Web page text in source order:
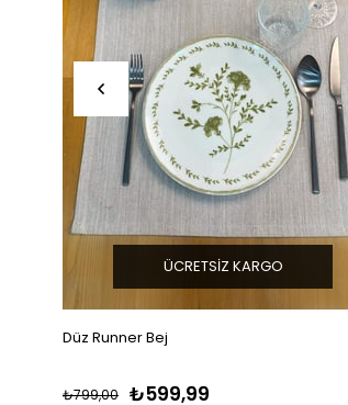
Düz Runner Bej
₺599,99
₺799,00
ÜCRETSIZ KARGO